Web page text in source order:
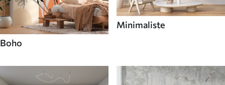
Boho
Minimaliste